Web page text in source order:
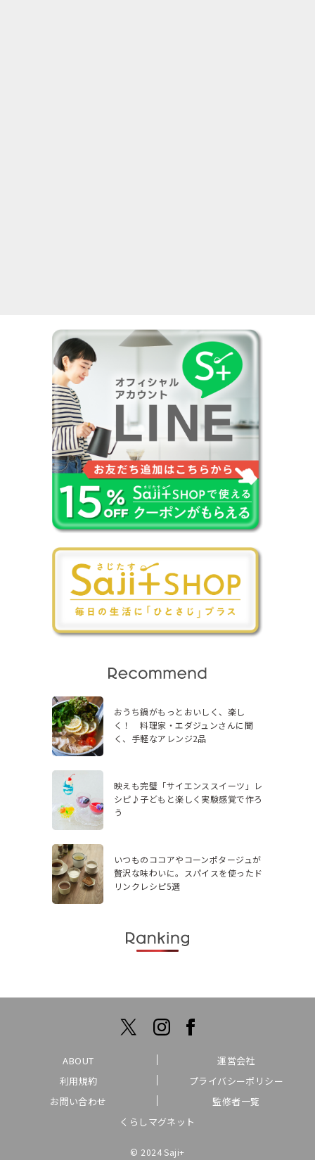
おうち鍋がもっとおいしく、楽し
く！ 料理家・エダジュンさんに聞
く、手軽なアレンジ2品
映えも完璧「サイエンススイーツ」レ
シピ♪子どもと楽しく実験感覚で作ろ
う
いつものココアやコーンポタージュが
贅沢な味わいに。スパイスを使ったド
リンクレシピ5選
ABOUT
運営会社
利用規約
プライバシーポリシー
お問い合わせ
監修者一覧
くらしマグネット
© 2024 Saji+